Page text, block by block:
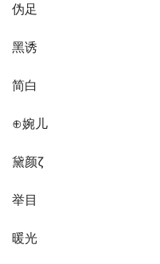
伪足
黑诱
简白
⊕婉儿
黛颜ζ
举目
暖光